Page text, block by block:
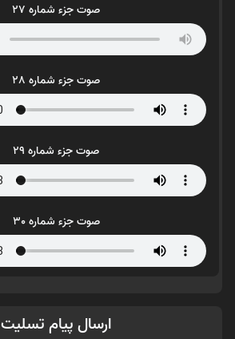
صوت جزء شماره 27
صوت جزء شماره 28
صوت جزء شماره 29
صوت جزء شماره 30
ارسال پیام تسلیت